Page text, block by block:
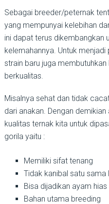
Sebagai breeder/peternak
yang mempunyai kelebihan
ini dapat terus dikembangkan
kelemahannya. Untuk
strain baru juga
berkualitas.
Misalnya sehat dan tidak
dari anakan. Dengan
kualitas ternak kita untuk
gorila yaitu :
Memiliki sifat tenang
Tidak kanibal satu sama
Bisa dijadikan ayam hias
Bahan utama breeding